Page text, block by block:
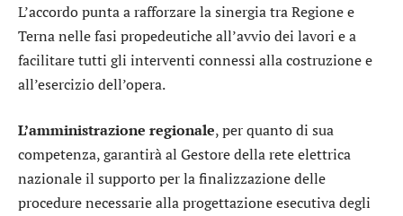
L’accordo punta a rafforzare la sinergia tra Regione e
Terna nelle fasi propedeutiche all’avvio dei lavori e a
facilitare tutti gli interventi connessi alla costruzione e
all’esercizio dell’opera.
L’amministrazione regionale, per quanto di sua
competenza, garantirà al Gestore della rete elettrica
nazionale il supporto per la finalizzazione delle
procedure necessarie alla progettazione esecutiva degli